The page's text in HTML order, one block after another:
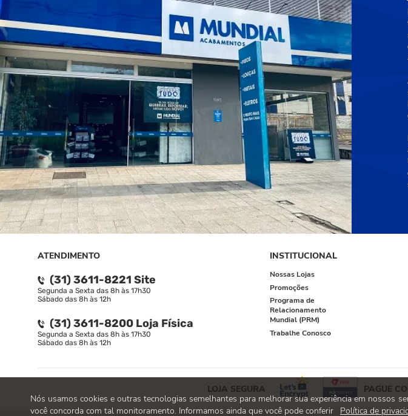
ATENDIMENTO
(31) 3611-8221 Site
Segunda a Sexta das 8h às 17h30
Sábado das 8h às 12h
(31) 3611-8200 Loja Física
Segunda a Sexta das 8h às 17h30
Sábado das 8h às 12h
INSTITUCIONAL
Nossas Lojas
Promoções
Programa de
Relacionamento
Mundial (PRM)
Trabalhe Conosco
PAGUE
LOJA SEGURA
Nós usamos cookies e outras tecnologias semelhantes para melhorar sua experiência em nossos
você concorda com tal monitoramento. Informamos ainda que você pode conferir
Política de